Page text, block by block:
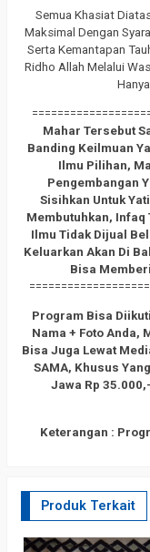
Semua Khasiat
Maksimal Dengan
Serta Kemantapan
Ridho Allah Melalui
Mahar Tersebut
Banding Keilmuan
Ilmu Pilihan,
Pengembangan
Sisihkan Untuk
Membutuhkan, Infaq
Ilmu Tidak Dijual
Keluarkan Akan Di
Bisa
Program Bisa
Nama + Foto Anda,
Bisa Juga Lewat
SAMA, Khusus
Jawa Rp
Keterangan :
Produk Terkait